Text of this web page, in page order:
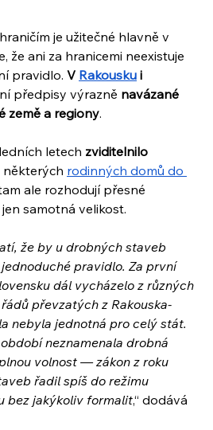
je užitečné hlavně v
že ani za hranicemi neexistuje
pravidlo. V Rakousku i
předpisy výrazně navázané
země a regiony.
letech zviditelnilo
některých rodinných domů do
ale rozhodují přesné
samotná velikost.
že by u drobných staveb
pravidlo. Za první
dál vycházelo z různých
převzatých z Rakouska-
nebyla jednotná pro celý stát.
neznamenala drobná
volnost — zákon z roku
řadil spíš do režimu
bez jakýkoliv formalit,“ dodává